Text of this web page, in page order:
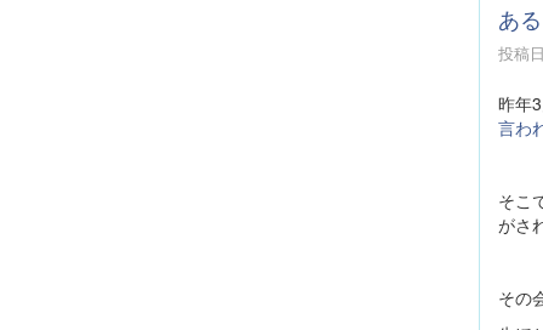
あ
投稿
昨年
言わ
そこ
がさ
その